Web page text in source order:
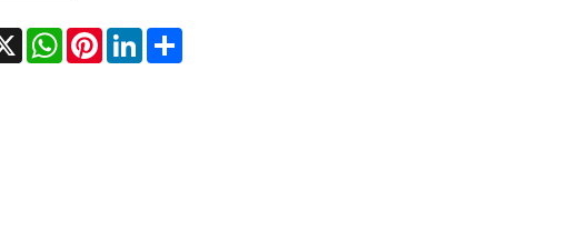
X WhatsAppPinterestLinkedInShare